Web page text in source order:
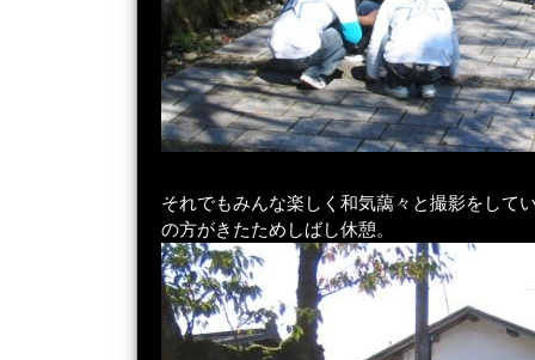
それでもみんな楽しく和気藹々と撮影をして
の方がきたためしばし休憩。